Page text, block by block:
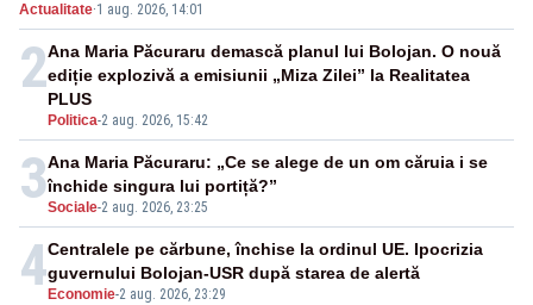
Actualitate·1 aug. 2026, 14:01
2
Politica-2 aug. 2026, 15:42
Ana Maria Păcuraru demască planul lui Bolojan. O nouă
ediție explozivă a emisiunii „Miza Zilei” la Realitatea
PLUS
3Sociale-2 aug. 2026, 23:25
Ana Maria Păcuraru: „Ce se alege de un om căruia i se
închide singura lui portiță?”
4 Economie-2 aug. 2026, 23:29
Centralele pe cărbune, închise la ordinul UE. Ipocrizia
guvernului Bolojan-USR după starea de alertă